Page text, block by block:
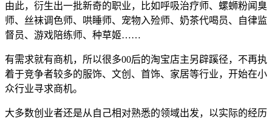
由此，衍生出一批新奇的职业，比如呼吸治疗师、螺蛳粉闻臭
师、丝袜调色师、哄睡师、宠物入殓师、奶茶代喝员、自律监
督员、游戏陪练师、种草姬……
有需求就有商机，所以很多00后的淘宝店主另辟蹊径，不再执
着于竞争者较多的服饰、文创、首饰、家居等行业，开始在小
众行业寻求商机。
大多数创业者还是从自己相对熟悉的领域出发，以实际的经历